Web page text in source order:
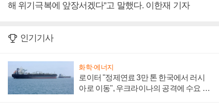
해 위기극복에 앞장서겠다”고 말했다. 이한재 기자
인기기사
화학·에너지
로이터 "정제연료 3만 톤 한국에서 러시
아로 이동", 우크라이나의 공격에 수요 늘